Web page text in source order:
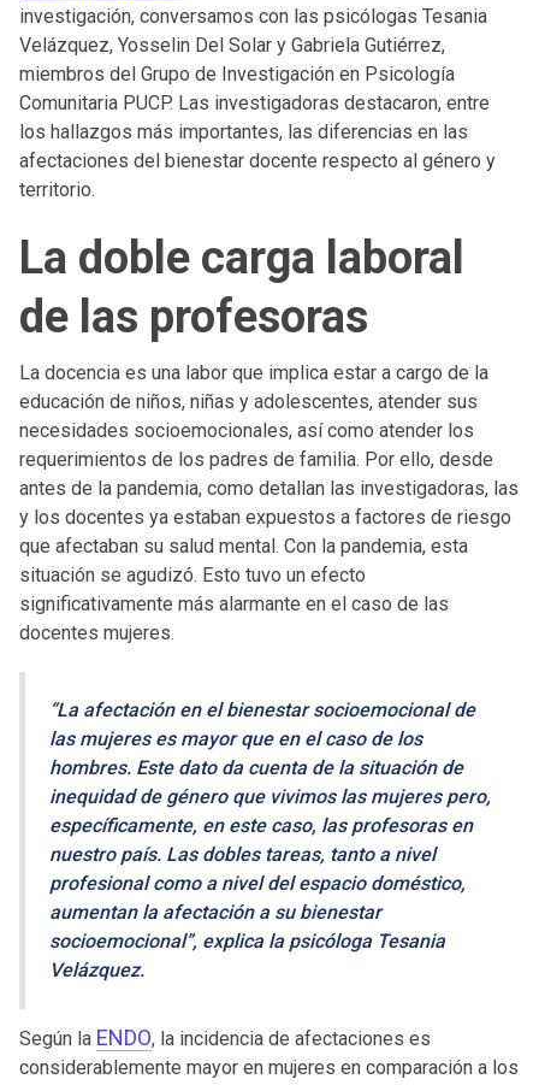
investigación, conversamos con las psicólogas Tesania
Velázquez, Yosselin Del Solar y Gabriela Gutiérrez,
miembros del Grupo de Investigación en Psicología
Comunitaria PUCP. Las investigadoras destacaron, entre
los hallazgos más importantes, las diferencias en las
afectaciones del bienestar docente respecto al género y
territorio.
La doble carga laboral
de las profesoras
La docencia es una labor que implica estar a cargo de la
educación de niños, niñas y adolescentes, atender sus
necesidades socioemocionales, así como atender los
requerimientos de los padres de familia. Por ello, desde
antes de la pandemia, como detallan las investigadoras, las
y los docentes ya estaban expuestos a factores de riesgo
que afectaban su salud mental. Con la pandemia, esta
situación se agudizó. Esto tuvo un efecto
significativamente más alarmante en el caso de las
docentes mujeres.
“La afectación en el bienestar socioemocional de
las mujeres es mayor que en el caso de los
hombres. Este dato da cuenta de la situación de
inequidad de género que vivimos las mujeres pero,
específicamente, en este caso, las profesoras en
nuestro país. Las dobles tareas, tanto a nivel
profesional como a nivel del espacio doméstico,
aumentan la afectación a su bienestar
socioemocional”, explica la psicóloga Tesania
Velázquez.
Según la ENDO, la incidencia de afectaciones es
considerablemente mayor en mujeres en comparación a los